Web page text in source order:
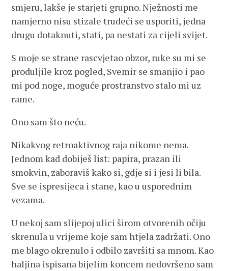
smjeru, lakše je starjeti grupno. Nježnosti me
namjerno nisu stizale trudeći se usporiti, jedna
drugu dotaknuti, stati, pa nestati za cijeli svijet.
S moje se strane rascvjetao obzor, ruke su mi se
produljile kroz pogled, Svemir se smanjio i pao
mi pod noge, moguće prostranstvo stalo mi uz
rame.
Ono sam što neću.
Nikakvog retroaktivnog raja nikome nema.
Jednom kad dobiješ list: papira, prazan ili
smokvin, zaboraviš kako si, gdje si i jesi li bila.
Sve se ispresijeca i stane, kao u usporednim
vezama.
U nekoj sam slijepoj ulici širom otvorenih očiju
skrenula u vrijeme koje sam htjela zadržati. Ono
me blago okrenulo i odbilo završiti sa mnom. Kao
haljina ispisana bijelim koncem nedovršeno sam